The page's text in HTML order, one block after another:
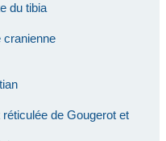
du tibia
cranienne
de Gougerot et